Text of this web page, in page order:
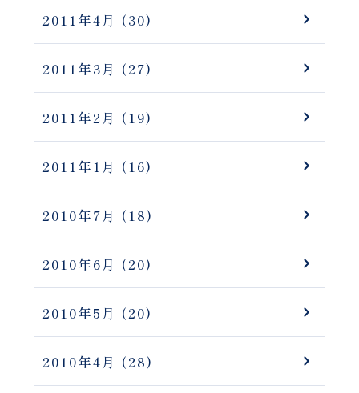
2011年4月 (30)
2011年3月 (27)
2011年2月 (19)
2011年1月 (16)
2010年7月 (18)
2010年6月 (20)
2010年5月 (20)
2010年4月 (28)